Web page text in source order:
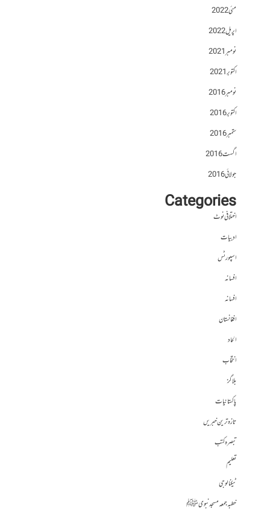
مئی 2022
اپریل 2022
نومبر 2021
اکتوبر 2021
نومبر 2016
اکتوبر 2016
ستمبر 2016
اگست 2016
جولائی 2016
Categories
اختلافی نوٹ
ادبیات
اسپورٹس
افسانہ
افسانہ
افغانستان
الحاد
انتخاب
بلاگز
پاکستانیات
تازہ ترین خبریں
تبصرہ کتب
تعلیم
ٹیکنالوجی
خطبہ جمعہ مسجد نبوی ﷺ